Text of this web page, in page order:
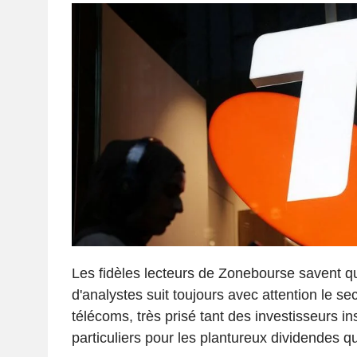
Les fidèles lecteurs de Zonebourse savent
d'analystes suit toujours avec attention le
télécoms, très prisé tant des investisseurs
particuliers pour les plantureux dividendes